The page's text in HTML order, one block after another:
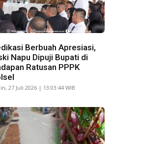
Berbuah Apresiasi,
Napu Dipuji Bupati di
Ratusan PPPK
27 Juli 2026 | 13:03:44 WIB